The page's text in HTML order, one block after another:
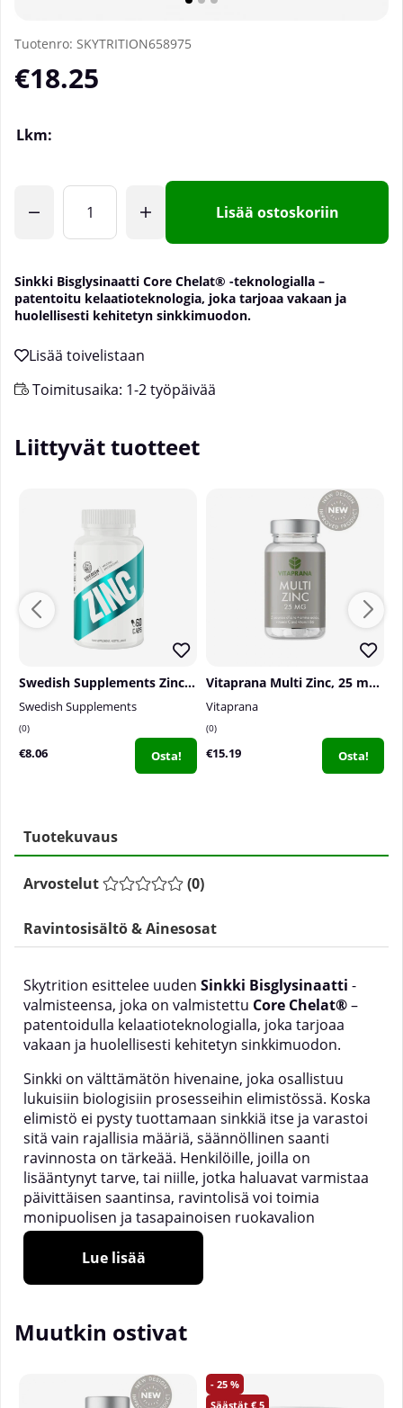
Tuotenro: SKYTRITION658975
€18.25
Lkm:
Lisää ostoskoriin
Sinkki Bisglysinaatti Core Chelat® -teknologialla –
patentoitu kelaatioteknologia, joka tarjoaa vakaan ja
huolellisesti kehitetyn sinkkimuodon.
Toimitusaika: 1-2 työpäivää
Liittyvät tuotteet
Swedish Supplements Zinc, 60 caps
Swedish Supplements
0
€8.06 Osta!
Vitaprana Multi Zinc, 25 mg, 110 caps
Vitaprana
0
€15.19 Osta!
Tuotekuvaus
Arvostelut (0)
Ravintosisältö & Ainesosat
Skytrition esittelee uuden Sinkki Bisglysinaatti -
valmisteensa, joka on valmistettu Core Chelat®–
patentoidulla kelaatioteknologialla, joka tarjoaa
vakaan ja huolellisesti kehitetyn sinkkimuodon.
Sinkki on välttämätön hivenaine, joka osallistuu
lukuisiin biologisiin prosesseihin elimistössä. Koska
elimistö ei pysty tuottamaan sinkkiä itse ja varastoi
sitä vain rajallisia määriä, säännöllinen saanti
ravinnosta on tärkeää. Henkilöille, joilla on
lisääntynyt tarve, tai niille, jotka haluavat varmistaa
päivittäisen saantinsa, ravintolisä voi toimia
monipuolisen ja tasapainoisen ruokavalion
täydennyksenä.
Sinkki edistää:
Normaalien testosteronitasojen ylläpitämistä
Normaalia hedelmällisyyttä ja lisääntymistä
Lue lisää
Muutkin ostivat
25
5